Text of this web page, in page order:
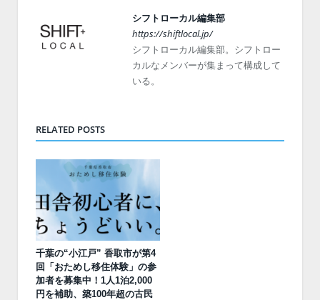
シフトローカル編集部
https://shiftlocal.jp/
シフトローカル編集部。シフトロー
カルなメンバーが集まって構成して
いる。
RELATED POSTS
千葉の“小江戸” 香取市が第4
回「おためし移住体験」の参
加者を募集中！1人1泊2,000
円を補助、築100年超の古民